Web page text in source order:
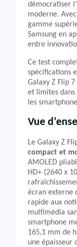
démocratiser
moderne.
gamme
Samsung en
entre
Ce test
spécifications
Galaxy Z Flip
et limites
les
Vue
Le Galaxy Z
compact et
AMOLED
HD+ (2640 x
écran externe
rapide aux
multimédia
smartphone
165,1 mm de
une épaisseur